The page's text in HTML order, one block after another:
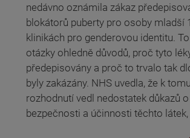
nedávno oznámila zákaz
blokátorů puberty pro osoby mladší
klinikách pro genderovou identitu.
otázky ohledně důvodů, proč tyto
předepisovány a proč to trvalo tak
byly zakázány. NHS uvedla, že k
rozhodnutí vedl nedostatek důkazů o
bezpečnosti a účinnosti těchto látek,